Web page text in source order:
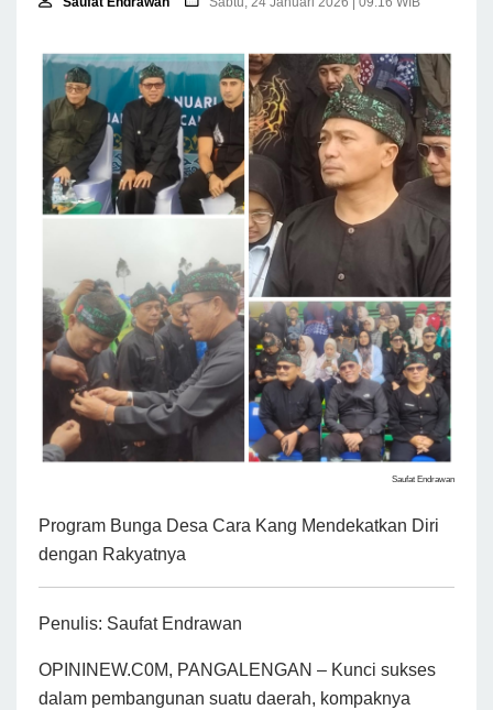
Saufat Endrawan
Program Bunga Desa Cara Kang Mendekatkan Diri
dengan Rakyatnya
Penulis: Saufat Endrawan
OPININEW.C0M, PANGALENGAN – Kunci sukses
dalam pembangunan suatu daerah, kompaknya